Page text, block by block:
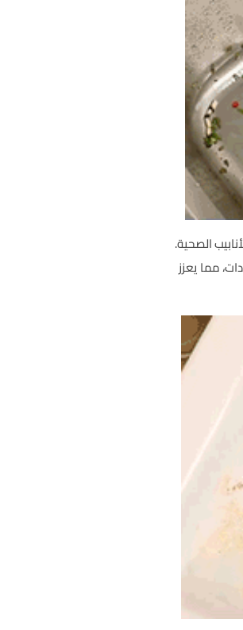
الصحية.
مما يعزز